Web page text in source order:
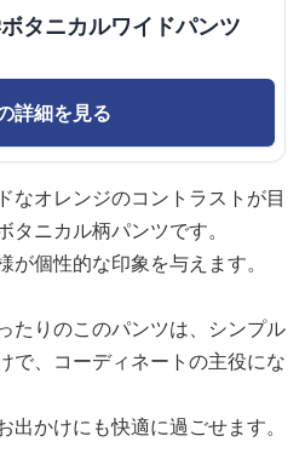
タニカルワイドパンツ
詳細を見る
なオレンジのコントラストが目
ニカル柄パンツです。
個性的な印象を与えます。
たりのこのパンツは、シンプル
で、コーディネートの主役にな
かけにも快適に過ごせます。